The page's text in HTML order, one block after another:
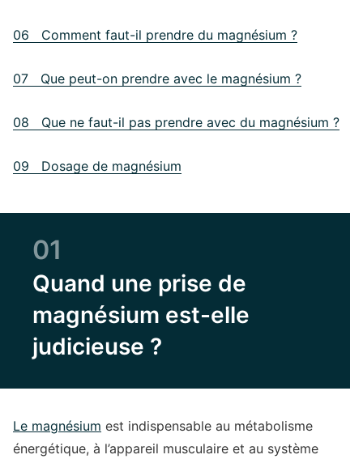
06 Comment faut-il prendre du magnésium ?
07 Que peut-on prendre avec le magnésium ?
08 Que ne faut-il pas prendre avec du magnésium ?
09 Dosage de magnésium
01
Quand une prise de
magnésium est-elle
judicieuse ?
Le magnésium est indispensable au métabolisme
énergétique, à l’appareil musculaire et au système